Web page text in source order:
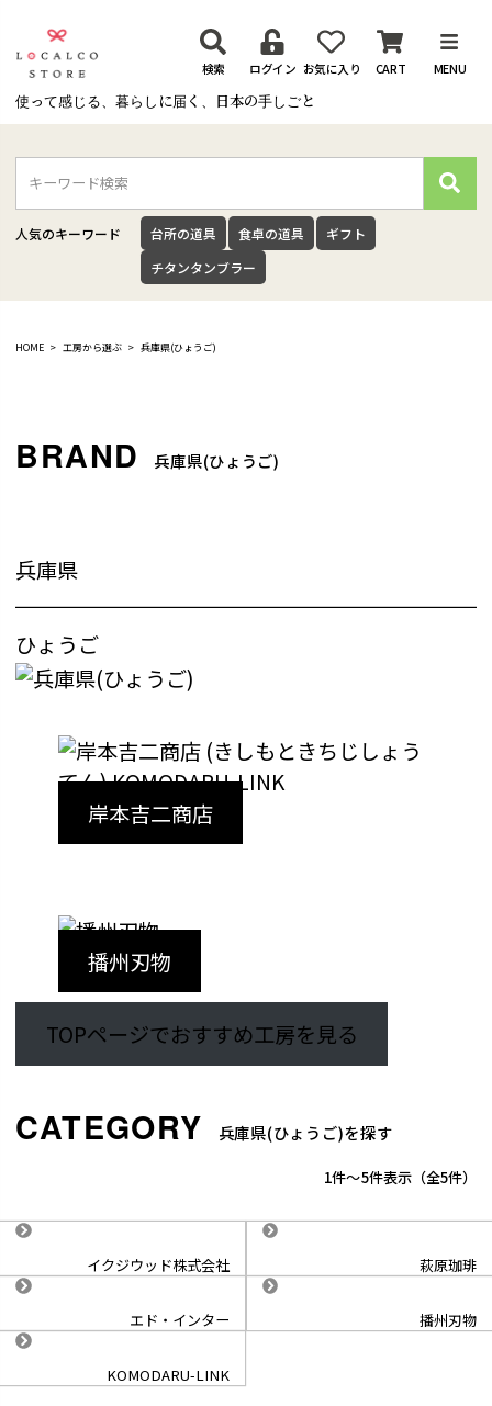
使って感じる、暮らしに届く、日本の手しごと
検索 ログイン お気に入り CART MENU
検
索
人気のキーワード 台所の道具 食卓の道具
ギフト
チタンタンブラー
HOME 工房から選ぶ 兵庫県(ひょうご)
兵庫県(ひょうご)
兵庫県
ひょうご
岸本吉二商店
播州刃物
TOPページでおすすめ工房を見る
兵庫県(ひょうご)を探す
5
1 -
5件表示
イクジウッド株式会社 萩原珈琲
エド・インター 播州刃物
KOMODARU-LINK